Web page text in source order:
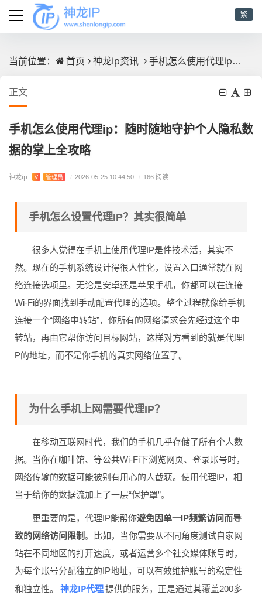
繁
当前位置： 首页 神龙ip资讯 手机怎么使用代理ip：随时随地守护个人隐私数据的掌上全攻略
正文
手机怎么使用代理ip：随时随地守护个人隐私数
据的掌上全攻略
神龙ip V 管理员 / 2026-05-25 10:44:50 / 166 阅读
手机怎么设置代理IP？其实很简单
很多人觉得在手机上使用代理IP是件技术活，其实不
然。现在的手机系统设计得很人性化，设置入口通常就在网
络连接选项里。无论是安卓还是苹果手机，你都可以在连接
Wi-Fi的界面找到手动配置代理的选项。整个过程就像给手机
连接一个“网络中转站”，你所有的网络请求会先经过这个中
转站，再由它帮你访问目标网站，这样对方看到的就是代理I
P的地址，而不是你手机的真实网络位置了。
为什么手机上网需要代理IP？
在移动互联网时代，我们的手机几乎存储了所有个人数
据。当你在咖啡馆、等公共Wi-Fi下浏览网页、登录账号时，
网络传输的数据可能被别有用心的人截获。使用代理IP，相
当于给你的数据流加上了一层“保护罩”。
更重要的是，代理IP能帮你避免因单一IP频繁访问而导
致的网络访问限制。比如，当你需要从不同角度测试自家网
站在不同地区的打开速度，或者运营多个社交媒体账号时，
为每个账号分配独立的IP地址，可以有效维护账号的稳定性
和独立性。
神龙IP代理提供的服务，正是通过其覆盖200多